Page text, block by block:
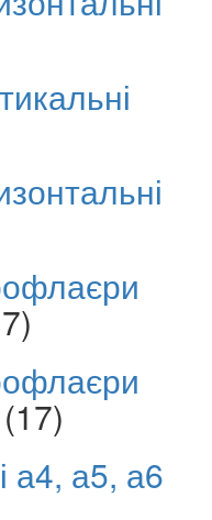
(17)
а4, а5, а6